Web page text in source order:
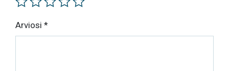
Arviosi *